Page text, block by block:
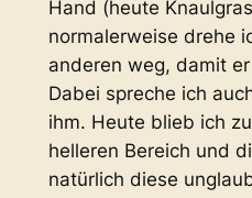
Hand (heute
normalerweise drehe
anderen weg, damit
Dabei spreche ich
ihm. Heute blieb ich
helleren Bereich und
natürlich diese